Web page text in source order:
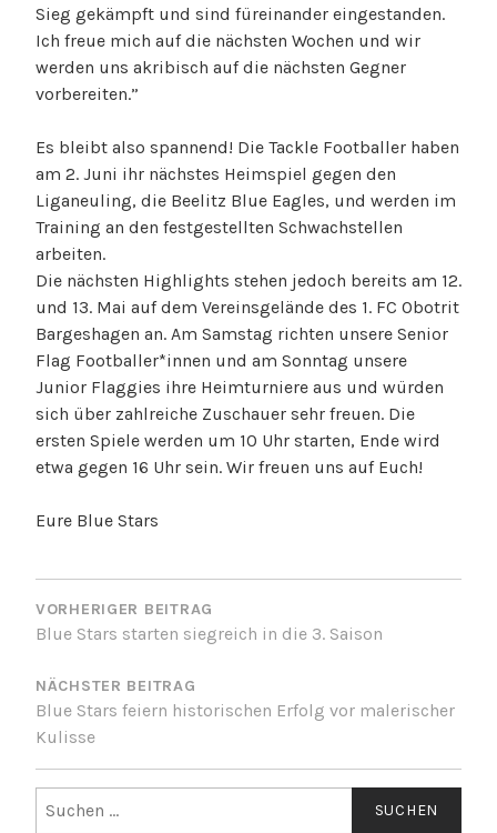
Sieg gekämpft und sind füreinander eingestanden.
Ich freue mich auf die nächsten Wochen und wir
werden uns akribisch auf die nächsten Gegner
vorbereiten.”
Es bleibt also spannend! Die Tackle Footballer haben
am 2. Juni ihr nächstes Heimspiel gegen den
Liganeuling, die Beelitz Blue Eagles, und werden im
Training an den festgestellten Schwachstellen
arbeiten.
Die nächsten Highlights stehen jedoch bereits am 12.
und 13. Mai auf dem Vereinsgelände des 1. FC Obotrit
Bargeshagen an. Am Samstag richten unsere Senior
Flag Footballer*innen und am Sonntag unsere
Junior Flaggies ihre Heimturniere aus und würden
sich über zahlreiche Zuschauer sehr freuen. Die
ersten Spiele werden um 10 Uhr starten, Ende wird
etwa gegen 16 Uhr sein. Wir freuen uns auf Euch!
Eure Blue Stars
BEITRAGSNAVIGATION
VORHERIGER BEITRAG
Blue Stars starten siegreich in die 3. Saison
NÄCHSTER BEITRAG
Blue Stars feiern historischen Erfolg vor malerischer
Kulisse
nach: